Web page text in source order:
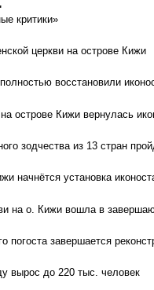
критики»
церкви на острове Кижи
восстановили
острове Кижи вернулась
зодчества из 13 стран
начнётся установка
на о. Кижи вошла в
погоста завершается
вырос до 220 тыс. человек